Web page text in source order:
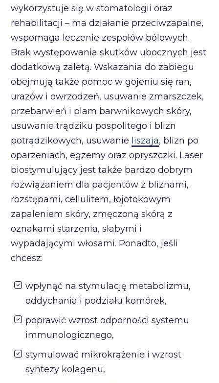
wykorzystuje się w stomatologii oraz
rehabilitacji – ma działanie przeciwzapalne,
wspomaga leczenie zespołów bólowych.
Brak występowania skutków ubocznych jest
dodatkową zaletą. Wskazania do zabiegu
obejmują także pomoc w gojeniu się ran,
urazów i owrzodzeń, usuwanie zmarszczek,
przebarwień i plam barwnikowych skóry,
usuwanie trądziku pospolitego i blizn
potrądzikowych, usuwanie liszaja, blizn po
oparzeniach, egzemy oraz opryszczki. Laser
biostymulujący jest także bardzo dobrym
rozwiązaniem dla pacjentów z bliznami,
rozstępami, cellulitem, łojotokowym
zapaleniem skóry, zmęczoną skórą z
oznakami starzenia, słabymi i
wypadającymi włosami. Ponadto, jeśli
chcesz:
wpłynąć na stymulację metabolizmu,
oddychania i podziału komórek,
poprawić wzrost odporności systemu
immunologicznego,
stymulować mikrokrążenie i wzrost
syntezy kolagenu,